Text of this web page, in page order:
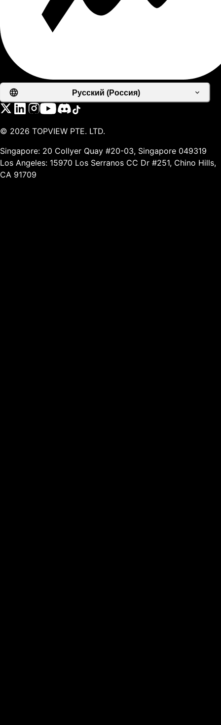
Русский (Россия)
© 2026 TOPVIEW PTE. LTD.
Singapore: 20 Collyer Quay #20-03, Singapore 049319
Los Angeles: 15970 Los Serranos CC Dr #251, Chino Hills,
CA 91709